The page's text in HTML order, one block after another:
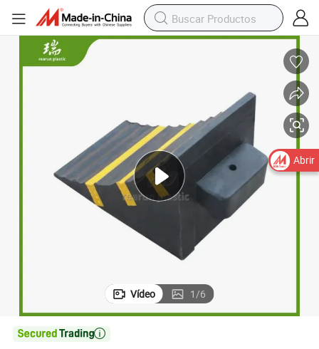
Vídeo 1/6

Abrir